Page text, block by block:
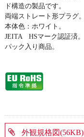
ド構造の製品です。
両端ストレート形プラグ。
本体色：ホワイト。
JEITA HSマーク認証済。
パック入り商品。
外観規格図(56KB)